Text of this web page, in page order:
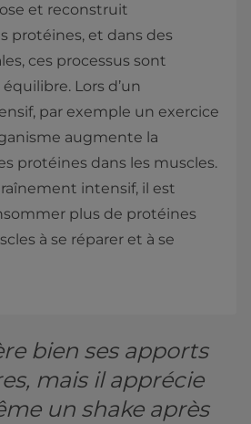
et reconstruit
protéines, et dans des
ces processus sont
Lors d’un
par exemple un exercice
augmente la
protéines dans les muscles.
intensif, il est
plus de protéines
à se réparer et à se
bien ses apports
mais il apprécie
un shake après